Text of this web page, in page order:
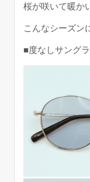
桜が咲いて暖か
こんなシーズン
■度なしサングラ